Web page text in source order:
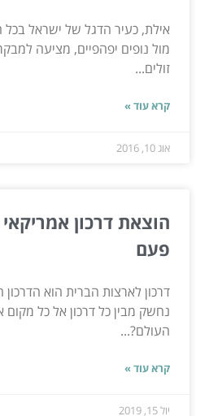
אילת, כעיר הדגל של ישראל בכל
מול נופים יפהפיים, מציעה
זולים...
קרא עוד »
אוג 10, 2016
הוצאת דרכון
פעם
דרכון לארצות הברית הוא הדרכון
נחשק מבין כל דרכון אל כל
העולם?...
קרא עוד »
יול 15, 2019